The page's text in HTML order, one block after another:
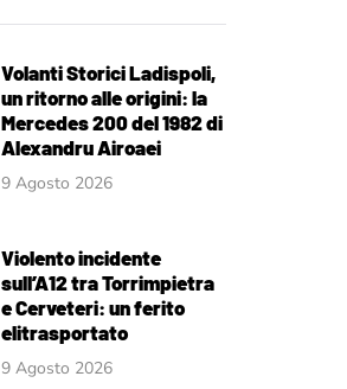
Volanti Storici Ladispoli,
un ritorno alle origini: la
Mercedes 200 del 1982 di
Alexandru Airoaei
9 Agosto 2026
Violento incidente
sull’A12 tra Torrimpietra
e Cerveteri: un ferito
elitrasportato
9 Agosto 2026